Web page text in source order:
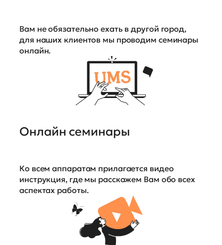
Вам не обязательно ехать в другой город,
для наших клиентов мы проводим семинары
онлайн.
Онлайн семинары
Ко всем аппаратам прилагается видео
инструкция, где мы расскажем Вам обо всех
аспектах работы.